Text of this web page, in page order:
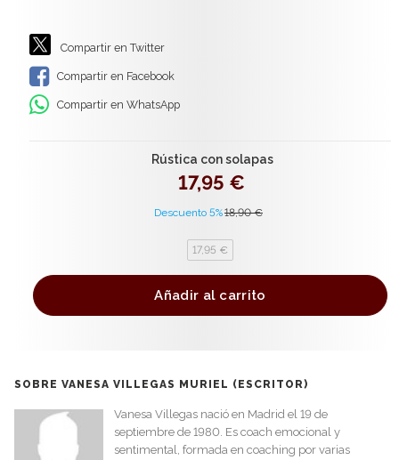
Compartir en Twitter
Compartir en Facebook
Compartir en WhatsApp
Rústica con solapas
17,95 €
Descuento 5%18,90 €
17,95 €
Añadir al carrito
SOBRE VANESA VILLEGAS MURIEL (ESCRITOR)
Vanesa Villegas nació en Madrid el 19 de
septiembre de 1980. Es coach emocional y
sentimental, formada en coaching por varias